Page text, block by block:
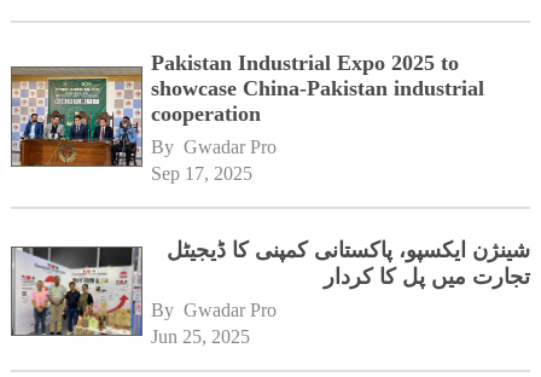
Pakistan Industrial Expo 2025 to
showcase China-Pakistan industrial
cooperation
By Gwadar Pro
Sep 17, 2025
شینژن ایکسپو، پاکستانی کمپنی کا ڈیجیٹل
تجارت میں پل کا کردار
By Gwadar Pro
Jun 25, 2025